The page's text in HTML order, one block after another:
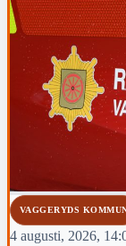
VAGGERYDS
4 augusti, 2026,